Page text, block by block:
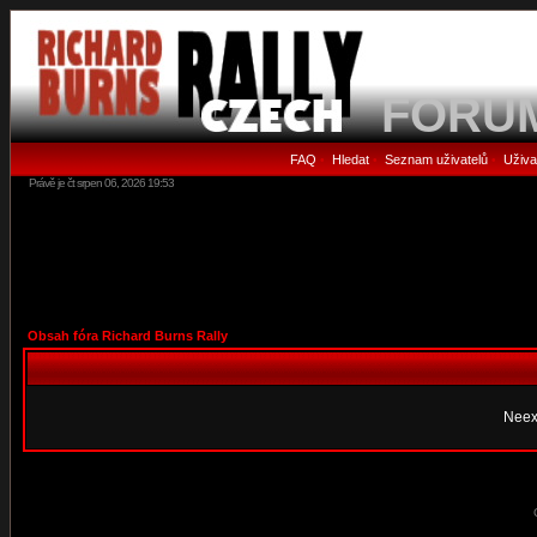
FAQ • Hledat• Seznam uživatelů•
Právě je čt srpen 06, 2026 19:53
Obsah fóra Richard Burns Rally